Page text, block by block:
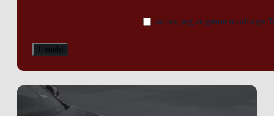
Ja tak, jeg vil gerne modtage